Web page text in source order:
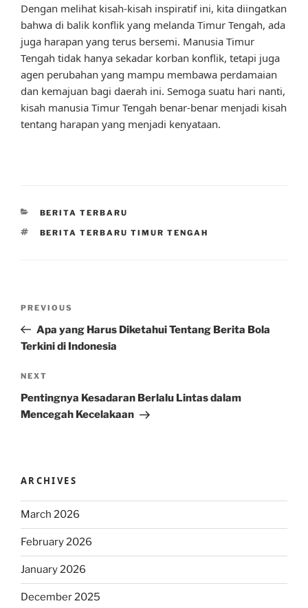
Dengan melihat kisah-kisah inspiratif ini, kita diingatkan
bahwa di balik konflik yang melanda Timur Tengah, ada
juga harapan yang terus bersemi. Manusia Timur
Tengah tidak hanya sekadar korban konflik, tetapi juga
agen perubahan yang mampu membawa perdamaian
dan kemajuan bagi daerah ini. Semoga suatu hari nanti,
kisah manusia Timur Tengah benar-benar menjadi kisah
tentang harapan yang menjadi kenyataan.
CATEGORIES
BERITA TERBARU
TAGS
BERITA TERBARU TIMUR TENGAH
Previous
Post
PREVIOUS
Apa yang Harus Diketahui Tentang Berita Bola
Terkini di Indonesia
Next
Post
NEXT
Pentingnya Kesadaran Berlalu Lintas dalam
Mencegah Kecelakaan
ARCHIVES
March 2026
February 2026
January 2026
December 2025